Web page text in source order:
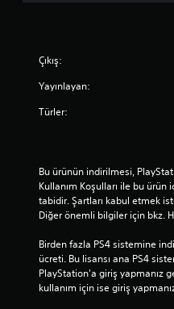
Çıkış:
Yayınlayan:
Türler:
Bu ürünün indirilmesi,
Kullanım Koşulları ile bu
tabidir. Şartları kabul etmek
Diğer önemli bilgiler için bkz.
Birden fazla PS4 sistemine
ücreti. Bu lisansı ana PS4
PlayStation'a giriş yapmanız
kullanım için ise giriş